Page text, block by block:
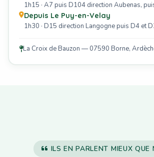
1h15 · A7 puis D104 direction Aubenas,
Depuis Le Puy-en-Velay
1h30 · D15 direction Langogne puis D4 et
La Croix de Bauzon — 07590 Borne,
ILS EN PARLENT MIEUX